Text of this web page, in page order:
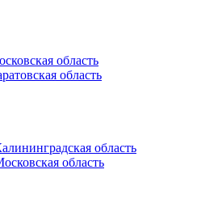
область
область
область
область